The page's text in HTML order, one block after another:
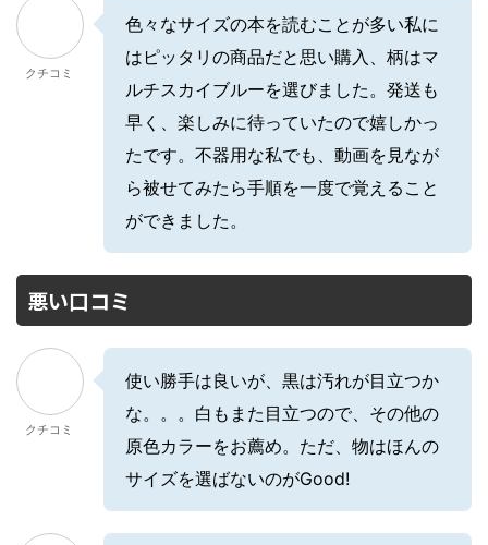
クチコミ
色々なサイズの本を読むことが多い私に
はピッタリの商品だと思い購入、柄はマ
ルチスカイブルーを選びました。発送も
早く、楽しみに待っていたので嬉しかっ
たです。不器用な私でも、動画を見なが
ら被せてみたら手順を一度で覚えること
ができました。
悪い口コミ
クチコミ
使い勝手は良いが、黒は汚れが目立つか
な。。。白もまた目立つので、その他の
原色カラーをお薦め。ただ、物はほんの
サイズを選ばないのがGood!